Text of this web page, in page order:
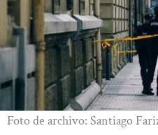
Foto de archivo: Santiago